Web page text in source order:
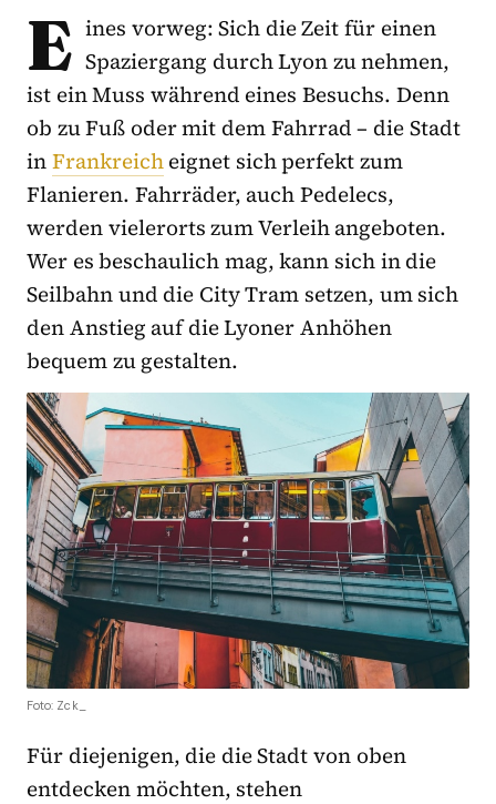
E ines vorweg: Sich die Zeit für einen
Spaziergang durch Lyon zu nehmen,
ist ein Muss während eines Besuchs. Denn
ob zu Fuß oder mit dem Fahrrad – die Stadt
inFrankreicheignet sich perfekt zum
Flanieren. Fahrräder, auch Pedelecs,
werden vielerorts zum Verleih angeboten.
Wer es beschaulich mag, kann sich in die
Seilbahn und die City Tram setzen, um sich
den Anstieg auf die Lyoner Anhöhen
bequem zu gestalten.
Foto: Zck_
Für diejenigen, die die Stadt von oben
entdecken möchten, stehen